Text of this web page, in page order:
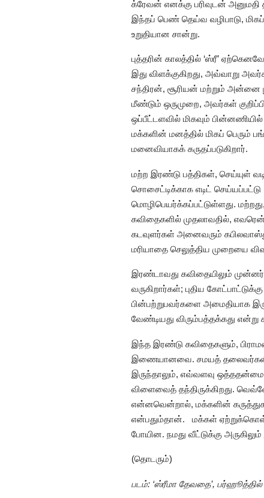
க்ரேவன் எனக்கு பரிவுடன்
இந்தப் பெண் தெய்வ வழிபாடு,
உறுதியான சான்று.
புத்தரின் காலத்தில் ‘ஸ்ரீ’
இது விளக்குகிறது, அவ்வாறு
சந்திரன், சூரியன் மற்றும்
மீண்டும் ஒருமுறை, அவர்கள்
ஒப்பீட்டளவில் மிகவும்
மக்களின் மனத்தில் மிகப் பெரும்
மனைவியாகக் கருதப்படுகிறார்.
மற்ற இரண்டு பத்திகள், செய்யுள்
சொசைட்டிக்காக எடிட்
மொழிபெயர்க்கப்பட்டுள்ளது.
கவிதைகளில் முதலாவதில்,
கடவுளர்கள் அனைவரும்
மரியாதை செலுத்திய முறையை
இரண்டாவது கவிதையிலும் முன்னர்
வருகிறார்கள்; புதிய
பின்பற்றுபவர்களை அமைதியாக
வேண்டியது விரும்பத்தக்கது
இந்த இரண்டு கவிதைகளும்,
இணையானவை. சமயத்
இருந்தாலும், எவ்வளவு ஒத்ததன்மை
விளைவைத் தந்திருக்கிறது.
என்னவென்றால், மக்களின்
என்பதும்தான். மக்கள்
போயின. நமது வீட்டுக்கு
(தொடரும்)
படம்: ‘ஸ்ரீமா தேவதை’,